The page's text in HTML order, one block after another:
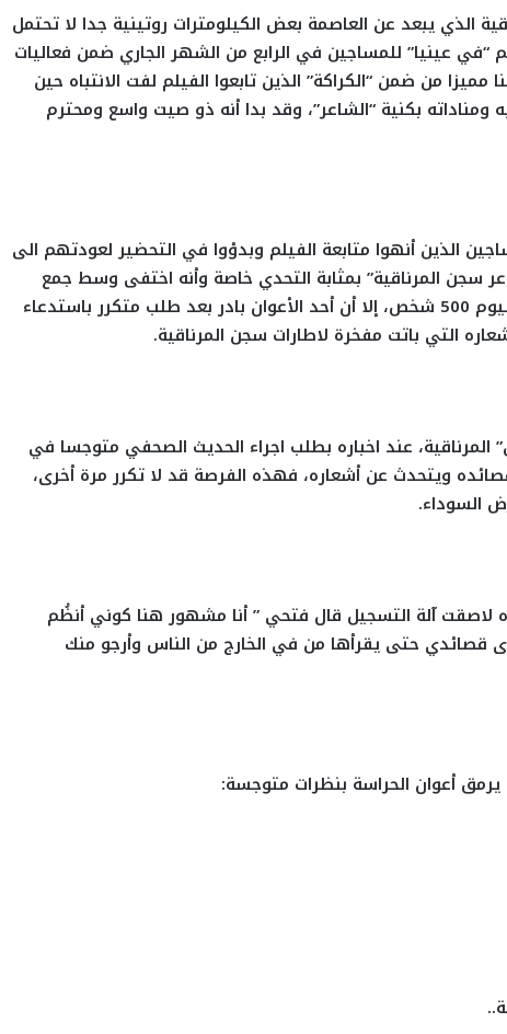
الذي يبعد عن العاصمة بعض الكيلومترات روتينية جدا لا تحتمل
عينيا” للمساجين في الرابع من الشهر الجاري ضمن فعاليات
من ضمن “الكراكة” الذين تابعوا الفيلم لفت الانتباه حين
بكنية “الشاعر”، وقد بدا أنه ذو صيت واسع ومحترم
الذين أنهوا متابعة الفيلم وبدؤوا في التحضير لعودتهم الى
سجن المرناقية” بمثابة التحدي خاصة وأنه اختفى وسط جمع
المساجين الذين بلغ عددهم في ذلك اليوم 500 شخص، إلا أن أحد الأعوان بادر بعد طلب متكرر باستدعاء
التي باتت مفخرة لاطارات سجن المرناقية.
عند اخباره بطلب اجراء الحديث الصحفي متوجسا في
ويتحدث عن أشعاره، فهذه الفرصة قد لا تكرر مرة أخرى،
السوداء.
لاصقت آلة التسجيل قال فتحي ” أنا مشهور هنا كوني أنظُم
قصائدي حتى يقرأها من في الخارج من الناس وأرجو منك
أعوان الحراسة بنظرات متوجسة: